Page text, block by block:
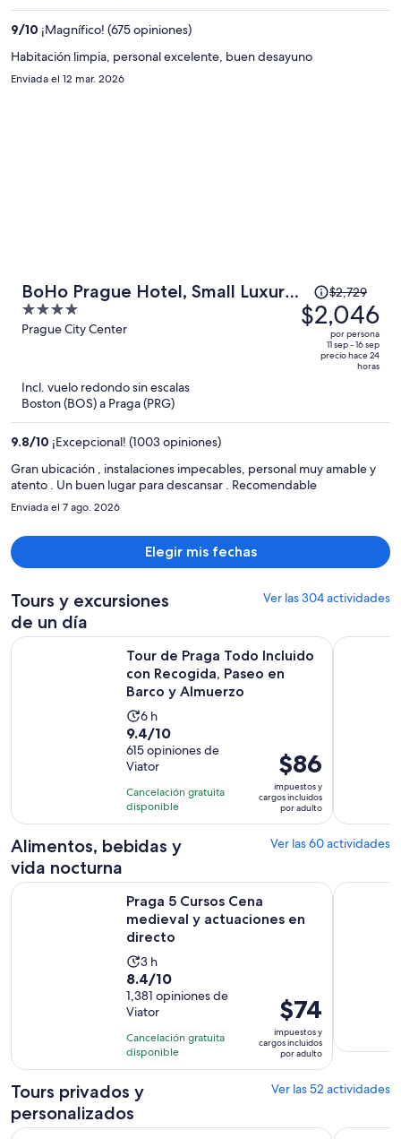
9/10 ¡Magnífico! (675 opiniones)
Habitación limpia, personal excelente, buen desayuno
Enviada el 12 mar. 2026
BoHo Prague Hotel, Small Luxury
Hotels
4
out
Prague City Center
precio
era
$2,729
es
por
$2,729
$2,046
por persona
11 sep - 16 sep
precio hace 24
horas
Incl. vuelo redondo sin escalas
Boston (BOS) a Praga (PRG)
9.8/10 ¡Excepcional! (1003 opiniones)
Gran ubicación , instalaciones impecables, personal muy amable y
atento . Un buen lugar para descansar . Recomendable
Enviada el 7 ago. 2026
Elegir mis fechas
Tours y excursiones
de un día
Ver las 304 actividades
Tour de Praga Todo Incluido
con Recogida, Paseo en
Barco y Almuerzo
La
actividad
dura
6
horas
6 h
9.4
de
10
con
615
opiniones
9.4/10
615 opiniones de
Viator
Cancelación gratuita
disponible
El
precio
es
de
por
$86
impuestos y
cargos incluidos
por adulto
Tour de Praga Todo Incluido con Recogida, Paseo en Barco
Lo mejor
Alimentos, bebidas y
vida nocturna
Ver las 60 actividades
Praga 5 Cursos Cena
medieval y actuaciones en
directo
La
actividad
dura
3
horas
3 h
8.4
de
10
con
1381
opiniones
8.4/10
1,381 opiniones de
Viator
Cancelación gratuita
disponible
El
precio
es
de
por
$74
impuestos y
cargos incluidos
por adulto
Praga 5 Cursos Cena medieval y actuaciones en directo
Tours privados y
personalizados
Ver las 52 actividades